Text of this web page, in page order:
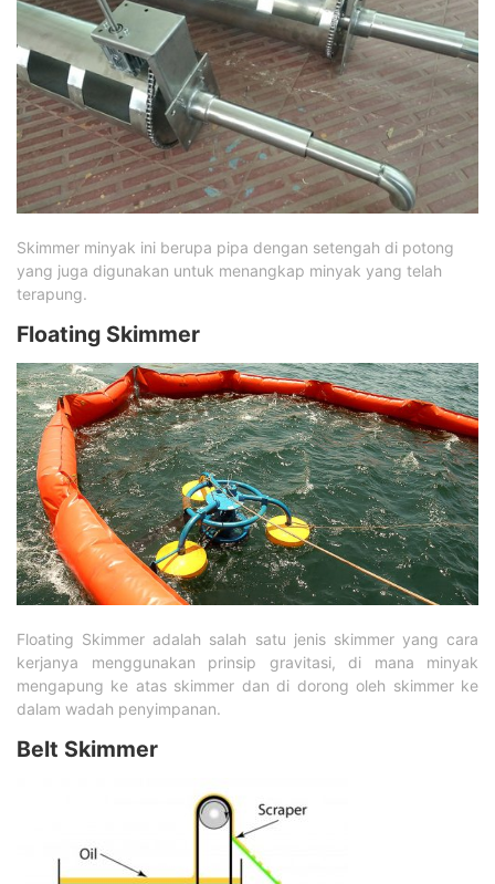
Skimmer minyak ini berupa pipa dengan setengah di potong
yang juga digunakan untuk menangkap minyak yang telah
terapung.
Floating Skimmer
Floating Skimmer adalah salah satu jenis skimmer yang cara
kerjanya menggunakan prinsip gravitasi, di mana minyak
mengapung ke atas skimmer dan di dorong oleh skimmer ke
dalam wadah penyimpanan.
Belt Skimmer